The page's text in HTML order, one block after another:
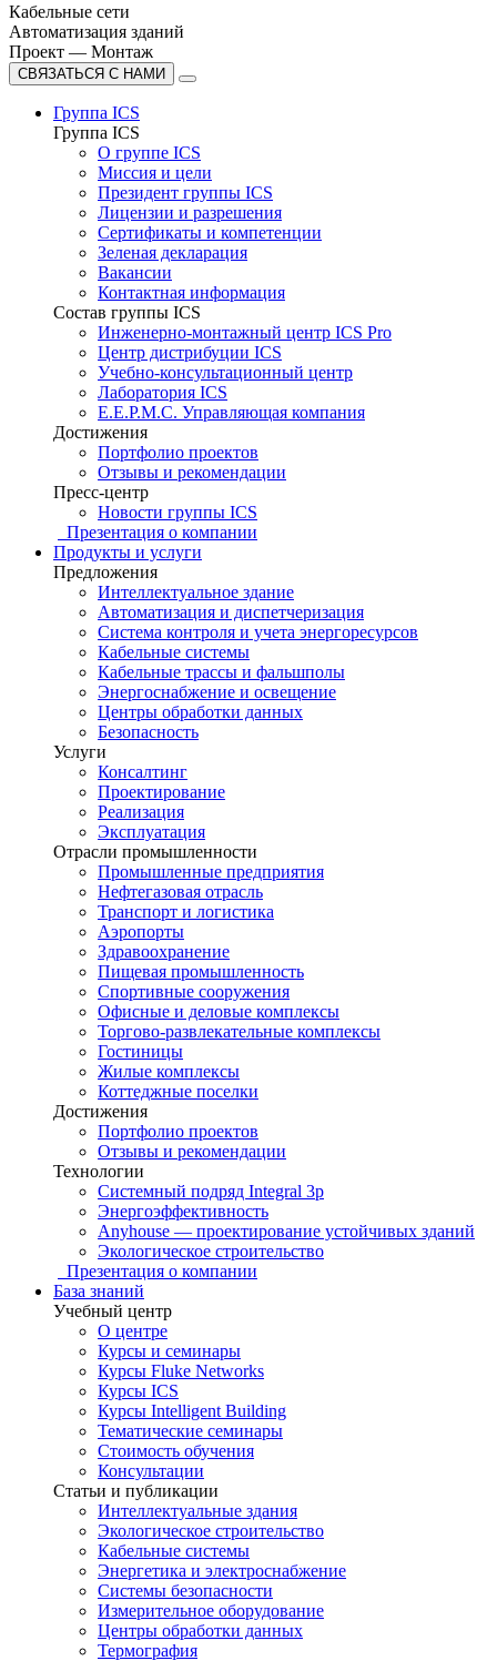
Кабельные сети
Автоматизация зданий
Проект — Монтаж
СВЯЗАТЬСЯ С НАМИ
Группа ICS
Группа ICS
О группе ICS
Миссия и цели
Президент группы ICS
Лицензии и разрешения
Сертификаты и компетенции
Зеленая декларация
Вакансии
Контактная информация
Состав группы ICS
Инженерно-монтажный центр ICS Pro
Центр дистрибуции ICS
Учебно-консультационный центр
Лаборатория ICS
E.E.P.M.C. Управляющая компания
Достижения
Портфолио проектов
Отзывы и рекомендации
Пресс-центр
Новости группы ICS
Презентация о компании
Продукты и услуги
Предложения
Интеллектуальное здание
Автоматизация и диспетчеризация
Система контроля и учета энергоресурсов
Кабельные системы
Кабельные трассы и фальшполы
Энергоснабжение и освещение
Центры обработки данных
Безопасность
Услуги
Консалтинг
Проектирование
Реализация
Эксплуатация
Отрасли промышленности
Промышленные предприятия
Нефтегазовая отрасль
Транспорт и логистика
Аэропорты
Здравоохранение
Пищевая промышленность
Спортивные сооружения
Офисные и деловые комплексы
Торгово-развлекательные комплексы
Гостиницы
Жилые комплексы
Коттеджные поселки
Достижения
Портфолио проектов
Отзывы и рекомендации
Технологии
Системный подряд Integral 3p
Энергоэффективность
Anyhouse — проектирование устойчивых зданий
Экологическое строительство
Презентация о компании
База знаний
Учебный центр
О центре
Курсы и семинары
Курсы Fluke Networks
Курсы ICS
Курсы Intelligent Building
Тематические семинары
Стоимость обучения
Консультации
Статьи и публикации
Интеллектуальные здания
Экологическое строительство
Кабельные системы
Энергетика и электроснабжение
Системы безопасности
Измерительное оборудование
Центры обработки данных
Термография